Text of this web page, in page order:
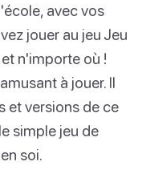
avec vos
jouer au jeu Jeu
n'importe où !
à jouer. Il
et versions de ce
simple jeu de
soi.